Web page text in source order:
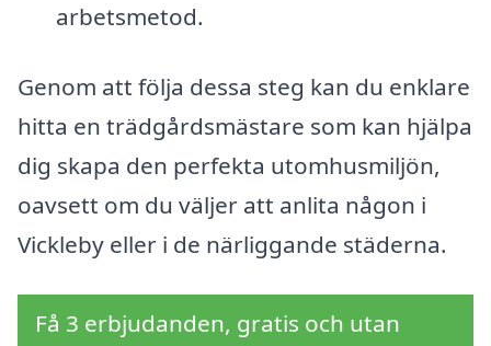
arbetsmetod.
Genom att följa dessa steg kan du enklare
hitta en trädgårdsmästare som kan hjälpa
dig skapa den perfekta utomhusmiljön,
oavsett om du väljer att anlita någon i
Vickleby eller i de närliggande städerna.
Få 3 erbjudanden, gratis och utan